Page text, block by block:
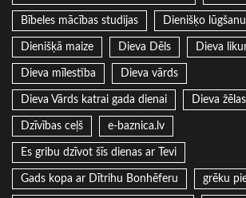
Bībeles mācības studijas Dienišķo
Dienišķā maize Dieva Dēls Dieva
Dieva mīlestība Dieva vārds
Dieva Vārds katrai gada dienai Dieva
Dzīvības ceļš e-baznica.lv
Es gribu dzīvot šīs dienas ar Tevi
Gads kopa ar Dītrihu Bonhēferu grēku